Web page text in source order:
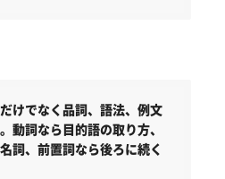
けでなく品詞、語法、例文
動詞なら目的語の取り方、
詞、前置詞なら後ろに続く